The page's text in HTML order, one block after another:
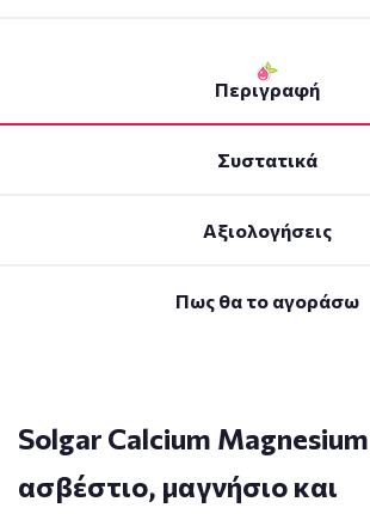
Περιγραφή
Συστατικά
Αξιολογήσεις
Πως θα το αγοράσω
Solgar Calcium
ασβέστιο, μαγνήσιο και